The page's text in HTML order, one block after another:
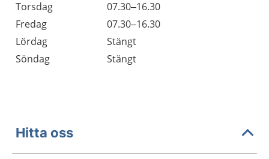
Torsdag
07.30–16.30
Fredag
07.30–16.30
Lördag
Stängt
Söndag
Stängt
Hitta oss